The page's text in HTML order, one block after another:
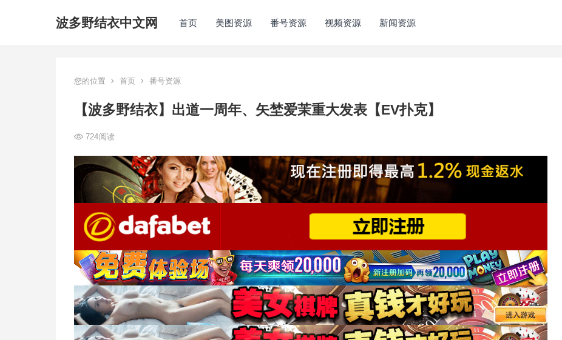
波多野结衣中文网 首页 美图资源 番号资源 视频资源 新闻资源
您的位置 首页 番号资源
【波多野结衣】出道一周年、矢埜爱茉重大发表【EV扑克】
724阅读